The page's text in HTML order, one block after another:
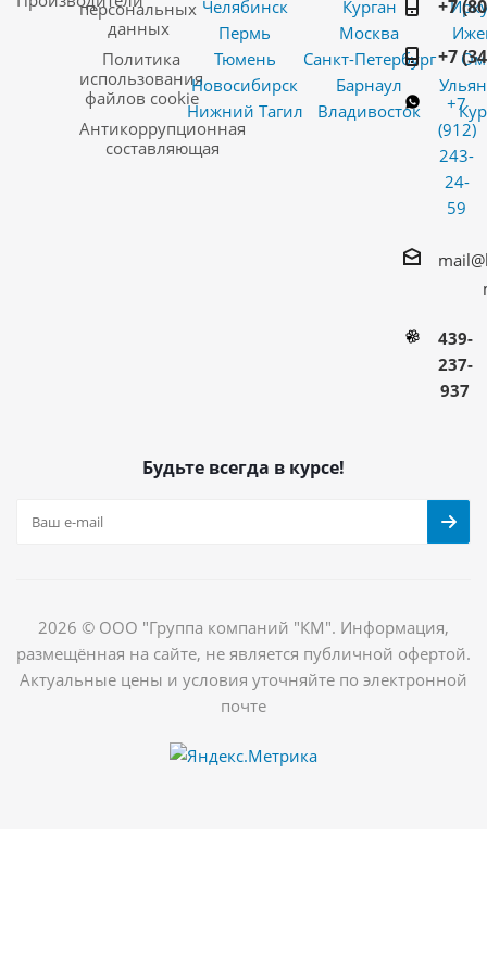
персональных
данных
Политика
использования
файлов cookie
Антикоррупционная
составляющая
Челябинск
Пермь
Тюмень
Новосибирск
Нижний Тагил
Курган
Москва
Санкт-Петербург
Барнаул
Владивосток
+7
+7
+7
(912)
243-
24-
59
439-
237-
937
Будьте всегда в курсе!
2026 © ООО "Группа компаний "КМ". Информация,
размещённая на сайте, не является публичной офертой.
Актуальные цены и условия уточняйте по электронной
почте